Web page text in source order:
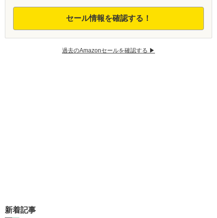
セール情報を確認する！
過去のAmazonセールを確認する ▶︎
新着記事